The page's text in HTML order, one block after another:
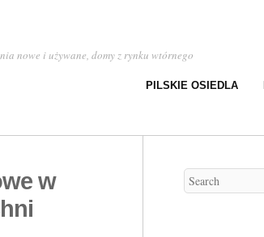
nowe i używane, domy z rynku wtórnego
PILSKIE OSIEDLA
w